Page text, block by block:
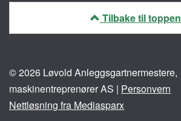
Tilbake til toppen
© 2026 Løvold Anleggsgartnermestere,
maskinentreprenører AS | Personvern
Nettløsning fra Mediasparx